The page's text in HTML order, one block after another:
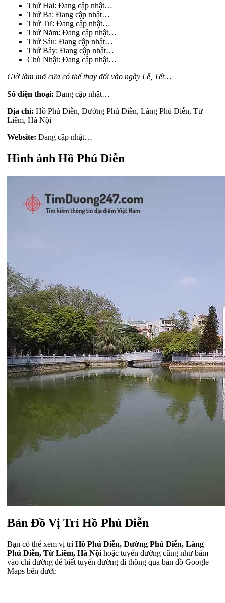
Thứ Hai: Đang cập nhật…
Thứ Ba: Đang cập nhật…
Thứ Tư: Đang cập nhật…
Thứ Năm: Đang cập nhật…
Thứ Sáu: Đang cập nhật…
Thứ Bảy: Đang cập nhật…
Chủ Nhật: Đang cập nhật…
Giờ làm mở cửa có thể thay đổi vào ngày Lễ, Tết…
Số điện thoại: Đang cập nhật…
Địa chỉ: Hồ Phú Diễn, Đường Phú Diễn, Làng Phú Diễn, Từ
Liêm, Hà Nội
Website: Đang cập nhật…
Hình ảnh Hồ Phú Diễn
Bản Đồ Vị Trí Hồ Phú Diễn
Bạn có thể xem vị tríHồ Phú Diễn, Đường Phú Diễn, Làng
Phú Diễn, Từ Liêm, Hà Nội hoặc tuyến đường cũng như bấm
vào chỉ đường để biết tuyến đường đi thông qua bản đồ Google
Maps bên dưới: